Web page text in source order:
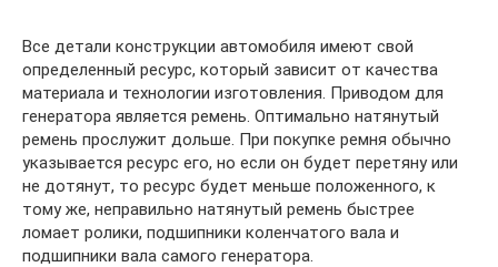
Все детали конструкции автомобиля имеют свой
определенный ресурс, который зависит от качества
материала и технологии изготовления. Приводом для
генератора является ремень. Оптимально натянутый
ремень прослужит дольше. При покупке ремня обычно
указывается ресурс его, но если он будет перетяну или
не дотянут, то ресурс будет меньше положенного, к
тому же, неправильно натянутый ремень быстрее
ломает ролики, подшипники коленчатого вала и
подшипники вала самого генератора.